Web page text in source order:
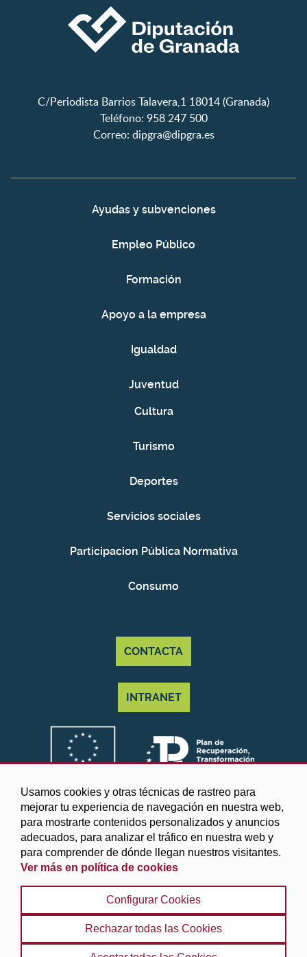
Usamos cookies y otras técnicas de rastreo para
mejorar tu experiencia de navegación en nuestra web,
para mostrarte contenidos personalizados y anuncios
adecuados, para analizar el tráfico en nuestra web y
para comprender de dónde llegan nuestros visitantes.
Ver más en política de cookies
Configurar Cookies
Rechazar todas las Cookies
C/Periodista Barrios Talavera,1 18014 (Granada)
Teléfono: 958 247 500
Correo: dipgra@dipgra.es
Ayudas y subvenciones
Empleo Público
Formación
Apoyo a la empresa
Igualdad
Juventud
Cultura
Turismo
Deportes
Servicios sociales
Participacion Pública Normativa
Consumo
CONTACTA
INTRANET
©2025 Diputación de Granada
Aviso legal y Política de privacidad | Política de cookies
Protección de datos | Accesibilidad | Búsqueda |
Mapa web